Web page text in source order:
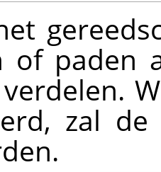
of paden
zal